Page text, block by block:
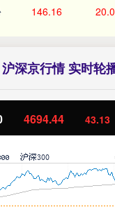
146.16
沪深京行情 实时轮
4694.44 43.13